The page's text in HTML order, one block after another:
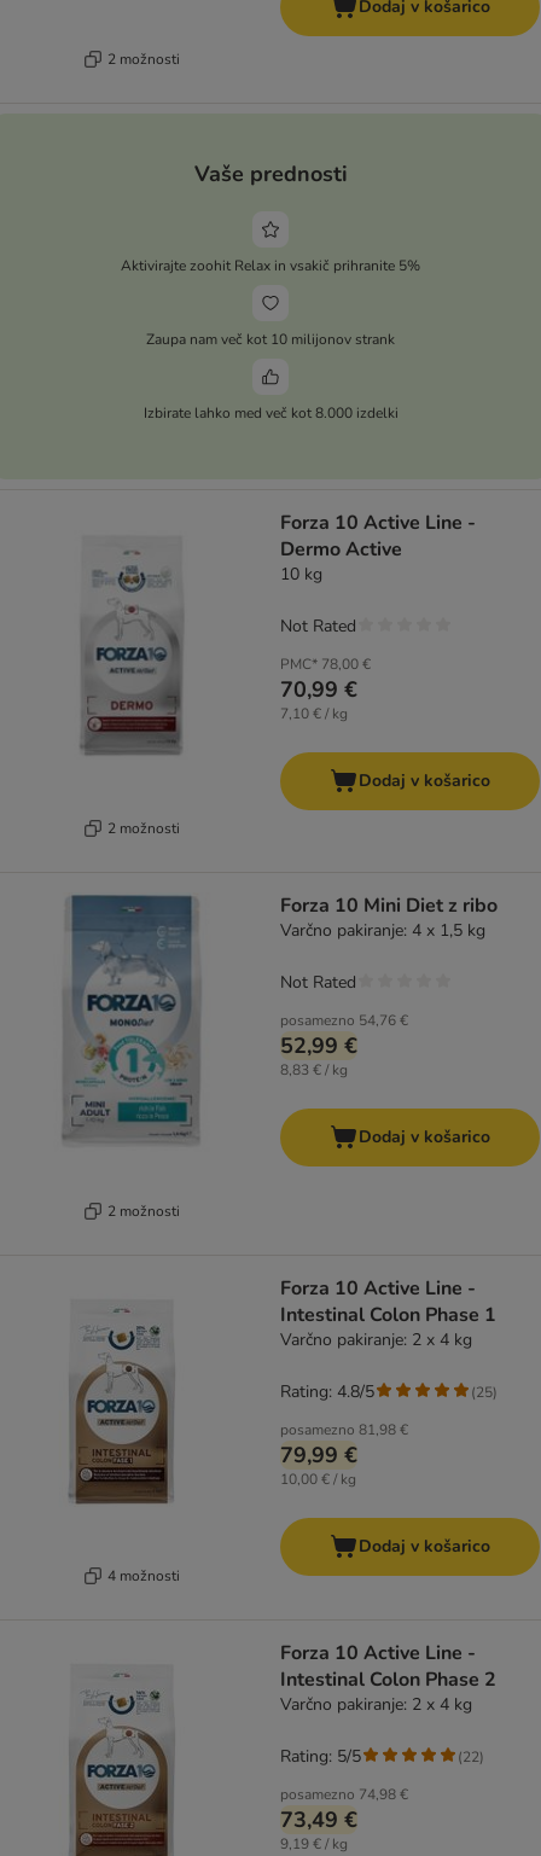
2 možnosti
Dodaj v košarico
Vaše prednosti
Aktivirajte zoohit Relax in vsakič prihranite 5%
Zaupa nam več kot 10 milijonov strank
Izbirate lahko med več kot 8.000 izdelki
2 možnosti
Forza 10 Active Line -
Dermo Active
10 kg
PMC* 78,00 €
70,99 €
7,10 € / kg
Not Rated
Dodaj v košarico
2 možnosti
Forza 10 Mini Diet z ribo
Varčno pakiranje: 4 x 1,5 kg
posamezno 54,76 €
52,99 €
8,83 € / kg
Not Rated
Dodaj v košarico
4 možnosti
Forza 10 Active Line -
Intestinal Colon Phase 1
Varčno pakiranje: 2 x 4 kg
posamezno 81,98 €
79,99 €
10,00 € / kg
Rating: 4.8/5 (25)
Dodaj v košarico
Forza 10 Active Line -
Intestinal Colon Phase 2
Varčno pakiranje: 2 x 4 kg
posamezno 74,98 €
73,49 €
9,19 € / kg
Rating: 5/5 (22)